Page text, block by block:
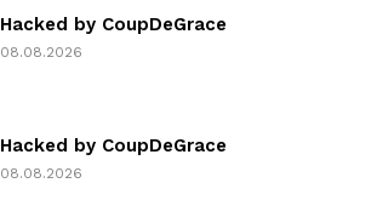
Hacked by CoupDeGrace
08.08.2026
Hacked by CoupDeGrace
08.08.2026